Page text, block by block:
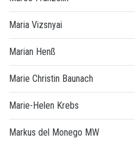
Maria Vizsnyai
Marian Henß
Marie Christin Baunach
Marie-Helen Krebs
Markus del Monego MW